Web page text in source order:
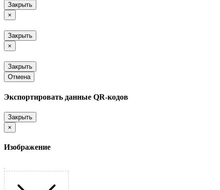
Закрыть
×
Закрыть
×
Закрыть
Отмена
Экспортировать данные QR-кодов
Закрыть
×
Изображение